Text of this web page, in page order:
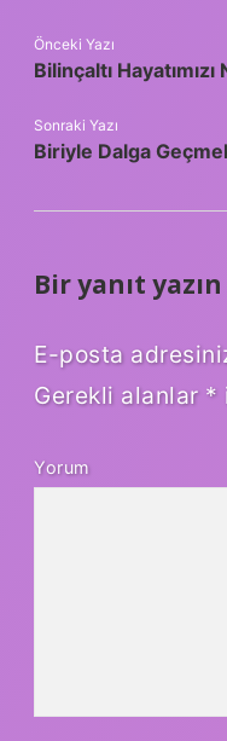
Önceki Yazı
Bilinçaltı Hayatımızı
Sonraki Yazı
Biriyle Dalga
Bir yanıt yazın
E-posta
Gerekli alanlar *
Yorum